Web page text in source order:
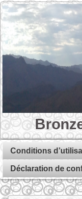
Conditions
Déclaration de